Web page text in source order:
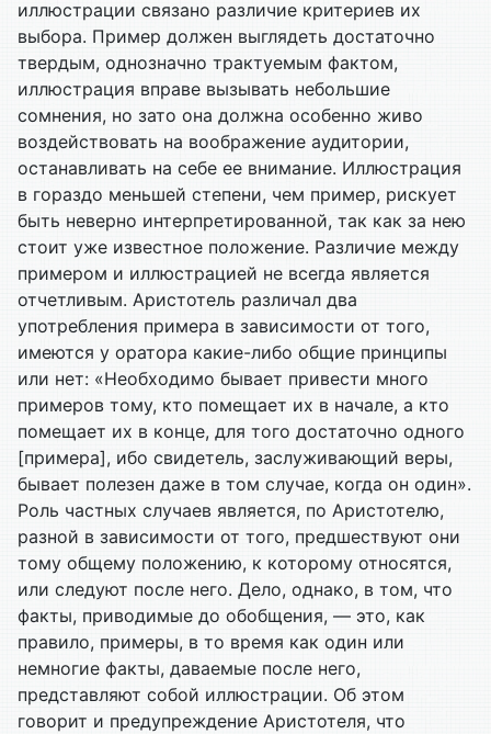
иллюстрации связано различие критериев их
выбора. Пример должен выглядеть достаточно
твердым, однозначно трактуемым фактом,
иллюстрация вправе вызывать небольшие
сомнения, но зато она должна особенно живо
воздействовать на воображение аудитории,
останавливать на себе ее внимание. Иллюстрация
в гораздо меньшей степени, чем пример, рискует
быть неверно интерпретированной, так как за нею
стоит уже известное положение. Различие между
примером и иллюстрацией не всегда является
отчетливым. Аристотель различал два
употребления примера в зависимости от того,
имеются у оратора какие-либо общие принципы
или нет: «Необходимо бывает привести много
примеров тому, кто помещает их в начале, а кто
помещает их в конце, для того достаточно одного
[примера], ибо свидетель, заслуживающий веры,
бывает полезен даже в том случае, когда он один».
Роль частных случаев является, по Аристотелю,
разной в зависимости от того, предшествуют они
тому общему положению, к которому относятся,
или следуют после него. Дело, однако, в том, что
факты, приводимые до обобщения, — это, как
правило, примеры, в то время как один или
немногие факты, даваемые после него,
представляют собой иллюстрации. Об этом
говорит и предупреждение Аристотеля, что